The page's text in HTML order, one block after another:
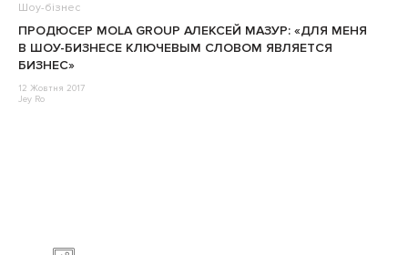
Шоу-бізнес
ПРОДЮСЕР MOLA GROUP АЛЕКСЕЙ МАЗУР: «ДЛЯ МЕНЯ
В ШОУ-БИЗНЕСЕ КЛЮЧЕВЫМ СЛОВОМ ЯВЛЯЕТСЯ
БИЗНЕС»
12 Жовтня 2017
Jey Ro